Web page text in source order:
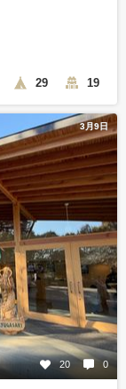
29 19
3月9日
20 0